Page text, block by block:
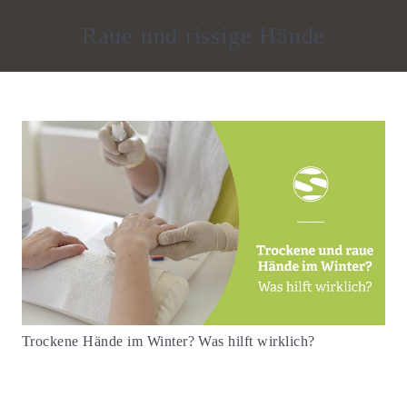
Raue und rissige Hände
Trockene Hände im Winter? Was hilft wirklich?